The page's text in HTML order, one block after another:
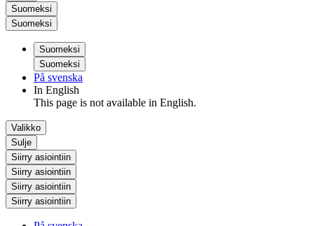
Suomeksi
Suomeksi
Suomeksi
Suomeksi
På svenska
In English
This page is not available in English.
Valikko
Sulje
Siirry asiointiin
Siirry asiointiin
Siirry asiointiin
Siirry asiointiin